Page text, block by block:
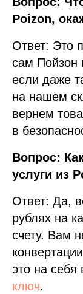
Poizon,
Ответ: Это
сам Пойзон
если даже
на нашем
вернем
в
Вопрос:
услуги из
Ответ: Да,
рублях на
счету. Вам
это на
ключ.